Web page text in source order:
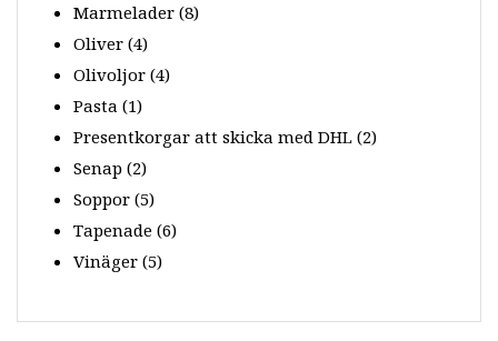
Marmelader (8)
Oliver (4)
Olivoljor (4)
Pasta (1)
Presentkorgar att skicka med DHL (2)
Senap (2)
Soppor (5)
Tapenade (6)
Vinäger (5)